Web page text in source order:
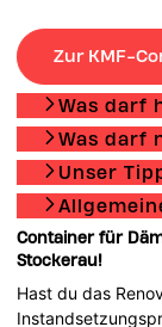
Zur KMF-
Was darf
Was darf
Unser
Container für
Stockerau!
Hast du das